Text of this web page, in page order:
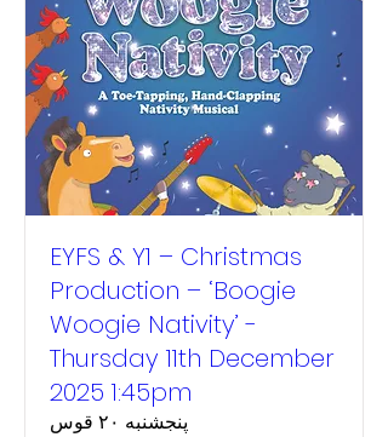
EYFS & Y1 – Christmas
Production – ‘Boogie
Woogie Nativity’ -
Thursday 11th December
2025 1:45pm
پنجشنبه ۲۰ قوس